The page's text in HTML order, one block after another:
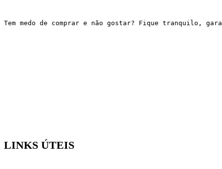
Tem medo de comprar e não gostar? Fique tranquilo,
LINKS ÚTEIS